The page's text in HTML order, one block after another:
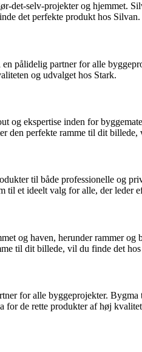
det-selv-projekter og hjemmet.
det perfekte produkt hos Silvan.
pålidelig partner for alle
og udvalget hos Stark.
og ekspertise inden for
den perfekte ramme til dit
til både professionelle og
et ideelt valg for alle, der leder
og haven, herunder rammer og
til dit billede, vil du finde det hos
for alle byggeprojekter.
for de rette produkter af høj